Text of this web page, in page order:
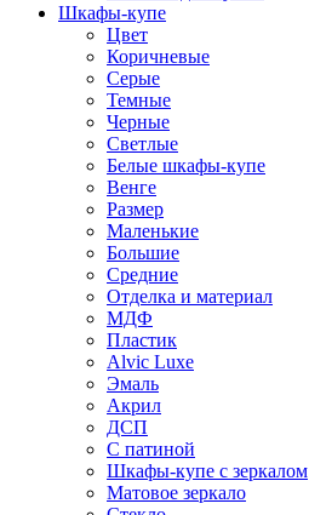
Шкафы-купе
Цвет
Коричневые
Серые
Темные
Черные
Светлые
Белые шкафы-купе
Венге
Размер
Маленькие
Большие
Средние
Отделка и материал
МДФ
Пластик
Alvic Luxe
Эмаль
Акрил
ДСП
С патиной
Шкафы-купе с зеркалом
Матовое зеркало